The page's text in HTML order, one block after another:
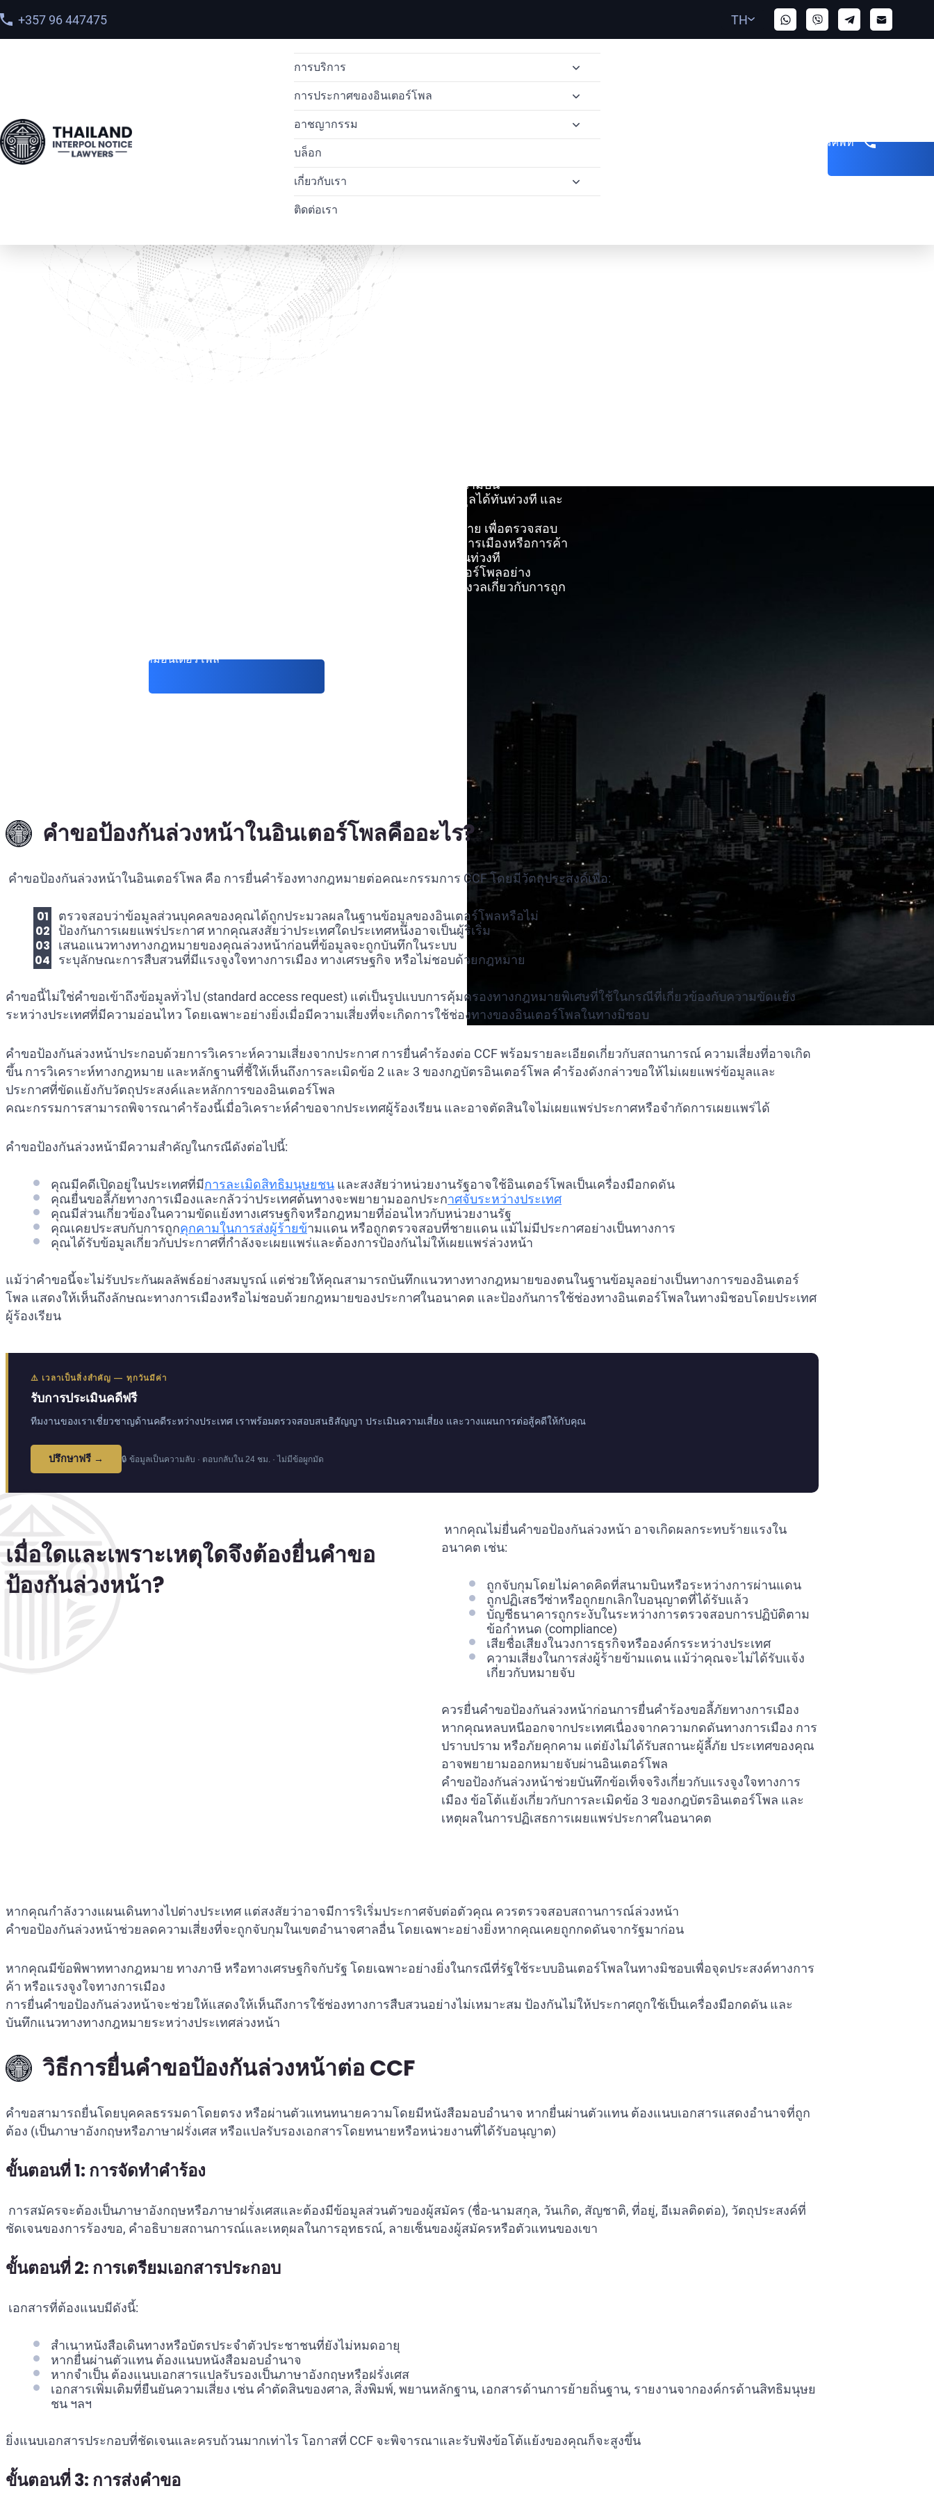
+357 96 447475 TH
การบริการ
การส่งผู้ร้ายข้ามแดน
การส่งผู้ร้ายข้ามแดนจากไทยไปอังกฤษ
การส่งตัวผู้ร้ายข้ามแดนจากประเทศไทยไปยังสหรัฐอเมริกา
การลบประกาศสีแดง
คำขอป้องกันล่วงหน้าในอินเตอร์โพล
การแพร่กระจายของอินเตอร์โพล
ทนายความด้านสิทธิมนุษยชน
อาชญากรรมคอขาว
ทนายความ OFAC
รายชื่อผู้ต้องการตัวของอินเตอร์โพล
การค้นหาและกู้คืนสินทรัพย์ระหว่างประเทศ
การประกาศของอินเตอร์โพล
การแจ้งเตือนหมายแดงของอินเตอร์โพล
หมายแจ้งเตือนสีน้ำเงินขององค์การตำรวจสากล
การแจ้งเตือนสีเงินขององค์การตำรวจสากล
การแจ้งเตือนสีเหลืองขององค์การตำรวจสากล
หมายดำของอินเตอร์โพล
ประกาศสีม่วงของอินเตอร์โพล
ประกาศสีส้มของอินเตอร์โพล
หมายพิเศษของคณะมนตรีความมั่นคงแห่งสหประชาชาติ
อาชญากรรม
การค้ายาเสพติด
อาชญากรรมทางไซเบอร์
การฟอกเงิน
บล็อก
เกี่ยวกับเรา
กรณีศึกษา
ติดต่อเรา
รับสายโทรศัพท์
หน้าแรก คำขอป้องกันล่วงหน้าในอินเตอร์โพล
คำขอป้องกันล่วงหน้าในอินเตอร์
โพล: วิธีปกป้องตัวเองก่อนการเผย
เกิด Red Notice ในฐานข้อมูลของอินเตอร์โพลและถูกจับกุมที่ชายแดนหรือสนามบิน
คำขอป้องกันล่วงหน้าไปยังคณะกรรมการ CCF ช่วยให้สามารถตรวจสอบข้อมูลได้ทันท่วงที และ
บริษัทกฎหมายของเราพร้อมช่วยเหลือในการยื่นคำขออย่างถูกต้องตามกฎหมาย เพื่อตรวจสอบ
สถานะสิทธิ์ของคุณในการคุ้มครองจากการถูกดำเนินคดีโดยมีแรงจูงใจทางการเมืองหรือการค้า
และเตรียมคำชี้แจงทางกฎหมายเพื่อป้องกันไม่ให้มีการเผยแพร่ข้อมูลอย่างทันท่วงที
เราดำเนินการอย่างรวดเร็ว เป็นความลับ และเป็นไปตามกฎระเบียบของอินเตอร์โพลอย่าง
เคร่งครัด เพื่อให้คุณสามารถเดินทางข้ามพรมแดนได้อย่างอิสระโดยไม่ต้องกังวลเกี่ยวกับการถูก
ติดต่อทนายความอินเตอร์โพล
คำขอป้องกันล่วงหน้าในอินเตอร์โพลคืออะไร?
คำขอป้องกันล่วงหน้าในอินเตอร์โพล คือ การยื่นคำร้องทางกฎหมายต่อคณะกรรมการ CCF โดยมีวัตถุประสงค์เพื่อ:
ตรวจสอบว่าข้อมูลส่วนบุคคลของคุณได้ถูกประมวลผลในฐานข้อมูลของอินเตอร์โพลหรือไม่
ป้องกันการเผยแพร่ประกาศ หากคุณสงสัยว่าประเทศใดประเทศหนึ่งอาจเป็นผู้ริเริ่ม
เสนอแนวทางทางกฎหมายของคุณล่วงหน้าก่อนที่ข้อมูลจะถูกบันทึกในระบบ
ระบุลักษณะการสืบสวนที่มีแรงจูงใจทางการเมือง ทางเศรษฐกิจ หรือไม่ชอบด้วยกฎหมาย
คำขอนี้ไม่ใช่คำขอเข้าถึงข้อมูลทั่วไป (standard access request) แต่เป็นรูปแบบการคุ้มครองทางกฎหมายพิเศษที่ใช้ในกรณีที่เกี่ยวข้องกับความขัดแย้ง
ระหว่างประเทศที่มีความอ่อนไหว โดยเฉพาะอย่างยิ่งเมื่อมีความเสี่ยงที่จะเกิดการใช้ช่องทางของอินเตอร์โพลในทางมิชอบ
คำขอป้องกันล่วงหน้าประกอบด้วยการวิเคราะห์ความเสี่ยงจากประกาศ การยื่นคำร้องต่อ CCF พร้อมรายละเอียดเกี่ยวกับสถานการณ์ ความเสี่ยงที่อาจเกิด
ขึ้น การวิเคราะห์ทางกฎหมาย และหลักฐานที่ชี้ให้เห็นถึงการละเมิดข้อ 2 และ 3 ของกฎบัตรอินเตอร์โพล คำร้องดังกล่าวขอให้ไม่เผยแพร่ข้อมูลและ
ประกาศที่ขัดแย้งกับวัตถุประสงค์และหลักการของอินเตอร์โพล
คณะกรรมการสามารถพิจารณาคำร้องนี้เมื่อวิเคราะห์คำขอจากประเทศผู้ร้องเรียน และอาจตัดสินใจไม่เผยแพร่ประกาศหรือจำกัดการเผยแพร่ได้
คำขอป้องกันล่วงหน้ามีความสำคัญในกรณีดังต่อไปนี้:
คุณมีคดีเปิดอยู่ในประเทศที่มีการละเมิดสิทธิมนุษยชน และสงสัยว่าหน่วยงานรัฐอาจใช้อินเตอร์โพลเป็นเครื่องมือกดดัน
คุณยื่นขอลี้ภัยทางการเมืองและกลัวว่าประเทศต้นทางจะพยายามออกประกาศจับระหว่างประเทศ
คุณมีส่วนเกี่ยวข้องในความขัดแย้งทางเศรษฐกิจหรือกฎหมายที่อ่อนไหวกับหน่วยงานรัฐ
คุณเคยประสบกับการถูกคุกคามในการส่งผู้ร้ายข้ามแดน หรือถูกตรวจสอบที่ชายแดน แม้ไม่มีประกาศอย่างเป็นทางการ
คุณได้รับข้อมูลเกี่ยวกับประกาศที่กำลังจะเผยแพร่และต้องการป้องกันไม่ให้เผยแพร่ล่วงหน้า
แม้ว่าคำขอนี้จะไม่รับประกันผลลัพธ์อย่างสมบูรณ์ แต่ช่วยให้คุณสามารถบันทึกแนวทางทางกฎหมายของตนในฐานข้อมูลอย่างเป็นทางการของอินเตอร์
โพล แสดงให้เห็นถึงลักษณะทางการเมืองหรือไม่ชอบด้วยกฎหมายของประกาศในอนาคต และป้องกันการใช้ช่องทางอินเตอร์โพลในทางมิชอบโดยประเทศ
ผู้ร้องเรียน
⚠️ เวลาเป็นสิ่งสำคัญ — ทุกวันมีค่า
รับการประเมินคดีฟรี
ทีมงานของเราเชี่ยวชาญด้านคดีระหว่างประเทศ เราพร้อมตรวจสอบสนธิสัญญา ประเมินความเสี่ยง และวางแผนการต่อสู้คดีให้กับคุณ
ปรึกษาฟรี → 🔒 ข้อมูลเป็นความลับ · ตอบกลับใน 24 ชม. · ไม่มีข้อผูกมัด
เมื่อใดและเพราะเหตุใดจึงต้องยื่นคำขอ
ป้องกันล่วงหน้า?
หากคุณไม่ยื่นคำขอป้องกันล่วงหน้า อาจเกิดผลกระทบร้ายแรงใน
อนาคต เช่น:
ถูกจับกุมโดยไม่คาดคิดที่สนามบินหรือระหว่างการผ่านแดน
ถูกปฏิเสธวีซ่าหรือถูกยกเลิกใบอนุญาตที่ได้รับแล้ว
บัญชีธนาคารถูกระงับในระหว่างการตรวจสอบการปฏิบัติตาม
ข้อกำหนด (compliance)
เสียชื่อเสียงในวงการธุรกิจหรือองค์กรระหว่างประเทศ
ความเสี่ยงในการส่งผู้ร้ายข้ามแดน แม้ว่าคุณจะไม่ได้รับแจ้ง
เกี่ยวกับหมายจับ
ควรยื่นคำขอป้องกันล่วงหน้าก่อนการยื่นคำร้องขอลี้ภัยทางการเมือง
หากคุณหลบหนีออกจากประเทศเนื่องจากความกดดันทางการเมือง การ
ปราบปราม หรือภัยคุกคาม แต่ยังไม่ได้รับสถานะผู้ลี้ภัย ประเทศของคุณ
อาจพยายามออกหมายจับผ่านอินเตอร์โพล
คำขอป้องกันล่วงหน้าช่วยบันทึกข้อเท็จจริงเกี่ยวกับแรงจูงใจทางการ
เมือง ข้อโต้แย้งเกี่ยวกับการละเมิดข้อ 3 ของกฎบัตรอินเตอร์โพล และ
เหตุผลในการปฏิเสธการเผยแพร่ประกาศในอนาคต
หากคุณกำลังวางแผนเดินทางไปต่างประเทศ แต่สงสัยว่าอาจมีการริเริ่มประกาศจับต่อตัวคุณ ควรตรวจสอบสถานการณ์ล่วงหน้า
คำขอป้องกันล่วงหน้าช่วยลดความเสี่ยงที่จะถูกจับกุมในเขตอำนาจศาลอื่น โดยเฉพาะอย่างยิ่งหากคุณเคยถูกกดดันจากรัฐมาก่อน
หากคุณมีข้อพิพาททางกฎหมาย ทางภาษี หรือทางเศรษฐกิจกับรัฐ โดยเฉพาะอย่างยิ่งในกรณีที่รัฐใช้ระบบอินเตอร์โพลในทางมิชอบเพื่อจุดประสงค์ทางการ
ค้า หรือแรงจูงใจทางการเมือง
การยื่นคำขอป้องกันล่วงหน้าจะช่วยให้แสดงให้เห็นถึงการใช้ช่องทางการสืบสวนอย่างไม่เหมาะสม ป้องกันไม่ให้ประกาศถูกใช้เป็นเครื่องมือกดดัน และ
บันทึกแนวทางทางกฎหมายระหว่างประเทศล่วงหน้า
วิธีการยื่นคำขอป้องกันล่วงหน้าต่อ CCF
คำขอสามารถยื่นโดยบุคคลธรรมดาโดยตรง หรือผ่านตัวแทนทนายความโดยมีหนังสือมอบอำนาจ หากยื่นผ่านตัวแทน ต้องแนบเอกสารแสดงอำนาจที่ถูก
ต้อง (เป็นภาษาอังกฤษหรือภาษาฝรั่งเศส หรือแปลรับรองเอกสารโดยทนายหรือหน่วยงานที่ได้รับอนุญาต)
ขั้นตอนที่ 1: การจัดทำคำร้อง
การสมัครจะต้องเป็นภาษาอังกฤษหรือภาษาฝรั่งเศสและต้องมีข้อมูลส่วนตัวของผู้สมัคร (ชื่อ-นามสกุล, วันเกิด, สัญชาติ, ที่อยู่, อีเมลติดต่อ), วัตถุประสงค์ที่
ชัดเจนของการร้องขอ, คำอธิบายสถานการณ์และเหตุผลในการอุทธรณ์, ลายเซ็นของผู้สมัครหรือตัวแทนของเขา
ขั้นตอนที่ 2: การเตรียมเอกสารประกอบ
เอกสารที่ต้องแนบมีดังนี้:
สำเนาหนังสือเดินทางหรือบัตรประจำตัวประชาชนที่ยังไม่หมดอายุ
หากยื่นผ่านตัวแทน ต้องแนบหนังสือมอบอำนาจ
หากจำเป็น ต้องแนบเอกสารแปลรับรองเป็นภาษาอังกฤษหรือฝรั่งเศส
เอกสารเพิ่มเติมที่ยืนยันความเสี่ยง เช่น คำตัดสินของศาล, สิ่งพิมพ์, พยานหลักฐาน, เอกสารด้านการย้ายถิ่นฐาน, รายงานจากองค์กรด้านสิทธิมนุษย
ชน ฯลฯ
ยิ่งแนบเอกสารประกอบที่ชัดเจนและครบถ้วนมากเท่าไร โอกาสที่ CCF จะพิจารณาและรับฟังข้อโต้แย้งของคุณก็จะสูงขึ้น
ขั้นตอนที่ 3: การส่งคำขอ